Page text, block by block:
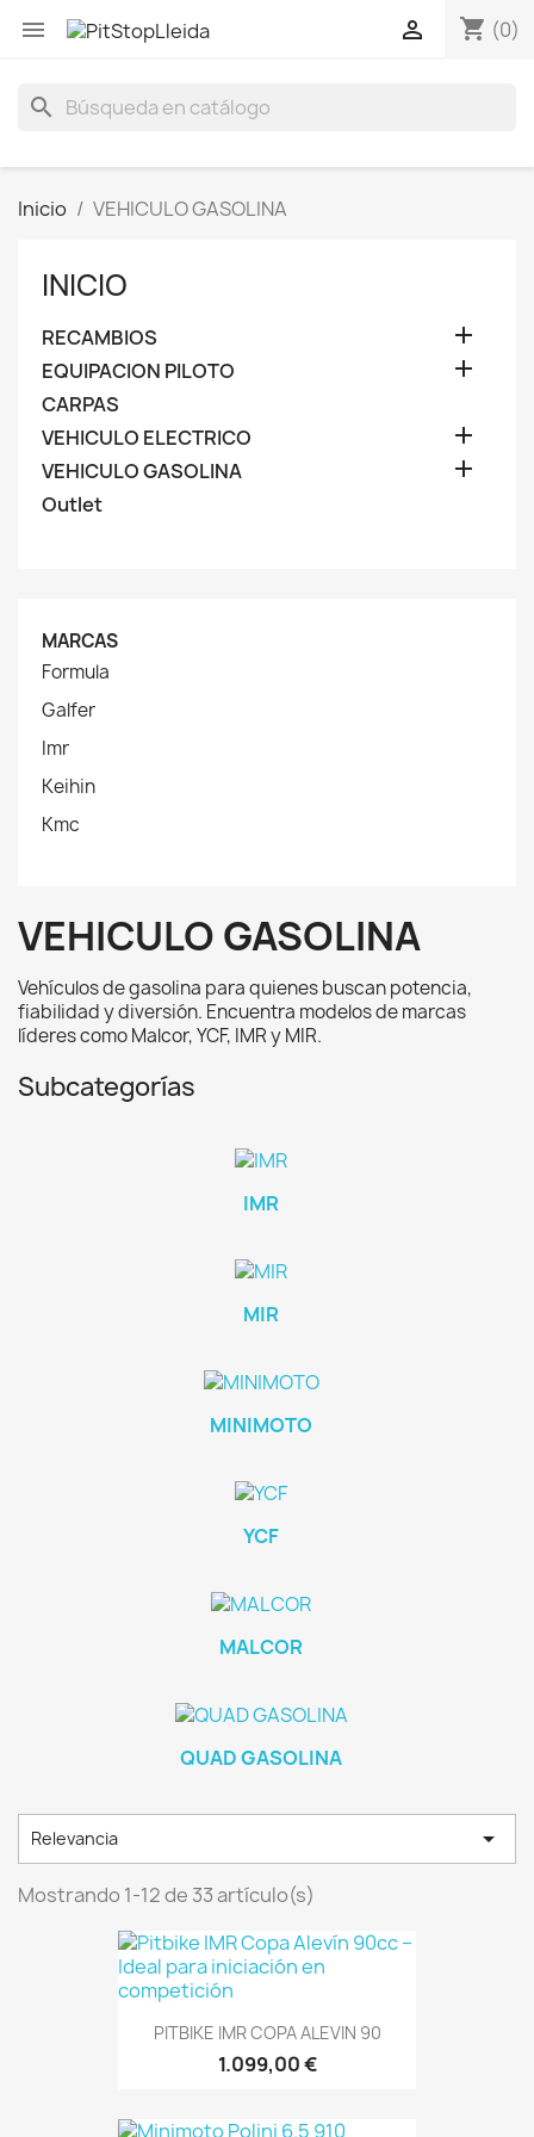
 shopping_cart (0)

search
Inicio VEHICULO GASOLINA
INICIO
RECAMBIOS 
EQUIPACION PILOTO 
CARPAS
VEHICULO ELECTRICO

VEHICULO GASOLINA 
Outlet
MARCAS
Formula
Galfer
Imr
Keihin
Kmc
VEHICULO GASOLINA
Vehículos de gasolina para quienes buscan potencia,
fiabilidad y diversión. Encuentra modelos de marcas
líderes como Malcor, YCF, IMR y MIR.
Subcategorías
IMR
MIR
MINIMOTO
YCF
MALCOR
QUAD GASOLINA
Relevancia 
Mostrando 1-12 de 33 artículo(s)
PITBIKE IMR COPA ALEVIN 90
1.099,00 €